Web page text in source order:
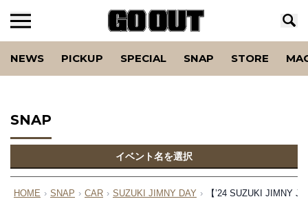
NEWS PICKUP SPECIAL SNAP STORE
SNAP
イベント名を選択
HOME › SNAP › CAR › SUZUKI JIMNY DAY › 【’24 SUZUKI JIMNY